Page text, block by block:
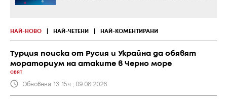
НАЙ-НОВО НАЙ-ЧЕТЕНИ НАЙ-КОМЕНТИРАНИ
Турция поиска от Русия и Украйна да обявят
мораториум на атаките в Черно море
СВЯТ
Обновена 13:15ч., 09.08.2026